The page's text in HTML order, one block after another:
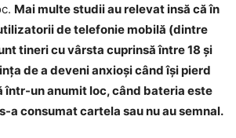
Mai multe studii au relevat insă că în
de telefonie mobilă (dintre
tineri cu vârsta cuprinsă între 18 şi
de a deveni anxioşi când îşi pierd
într-un anumit loc, când bateria este
a consumat cartela sau nu au semnal.